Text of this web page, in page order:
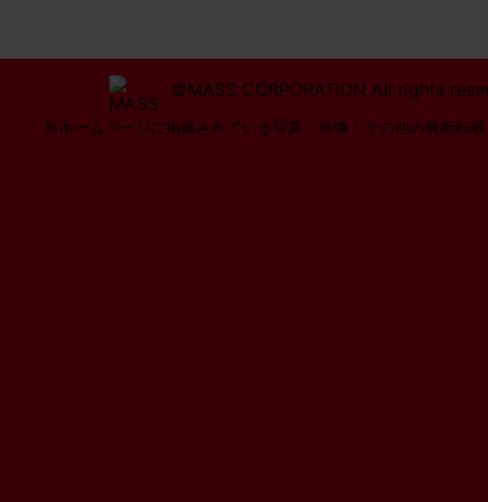
©MASS CORPORATION All rights
当ホームページに掲載されている写真・画像・その他の無断転